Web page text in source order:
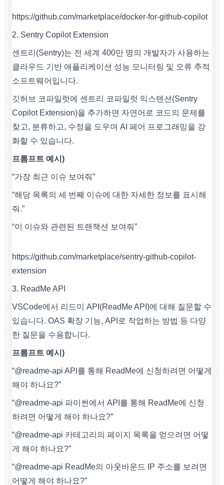
https://github.com/marketplace/docker-for-github-copilot
2. Sentry Copilot Extension
센트리(Sentry)는 전 세계 400만 명의 개발자가 사용하는
클라우드 기반 애플리케이션 성능 모니터링 및 오류 추적
소프트웨어입니다.
깃허브 코파일럿에 센트리 코파일럿 익스텐션(Sentry
Copilot Extension)을 추가하면 자연어로 코드의 문제를
찾고, 분류하고, 수정을 도우며 AI 페어 프로그래밍을 강
화할 수 있습니다.
프롬프트 예시)
“가장 최근 이슈 보여줘”
“해당 목록의 세 번째 이슈에 대한 자세한 정보를 표시해
줘.”
“이 이슈와 관련된 트랜잭션 보여줘”
https://github.com/marketplace/sentry-github-copilot-
extension
3. ReadMe API
VSCode에서 리드미 API(ReadMe API)에 대해 질문할 수
있습니다. OAS 확장 기능, API로 작업하는 방법 등 다양
한 질문을 수용합니다.
프롬프트 예시)
“@readme-api API를 통해 ReadMe에 신청하려면 어떻게
해야 하나요?”
“@readme-api 파이썬에서 API를 통해 ReadMe에 신청
하려면 어떻게 해야 하나요?”
“@readme-api 카테고리의 페이지 목록을 얻으려면 어떻
게 해야 하나요?”
“@readme-api ReadMe의 아웃바운드 IP 주소를 보려면
어떻게 해야 하나요?”